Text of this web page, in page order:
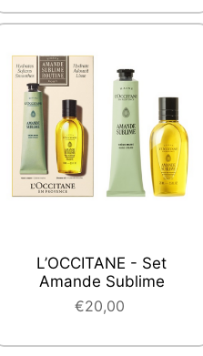
L’OCCITANE - Set
Amande Sublime
€20,00